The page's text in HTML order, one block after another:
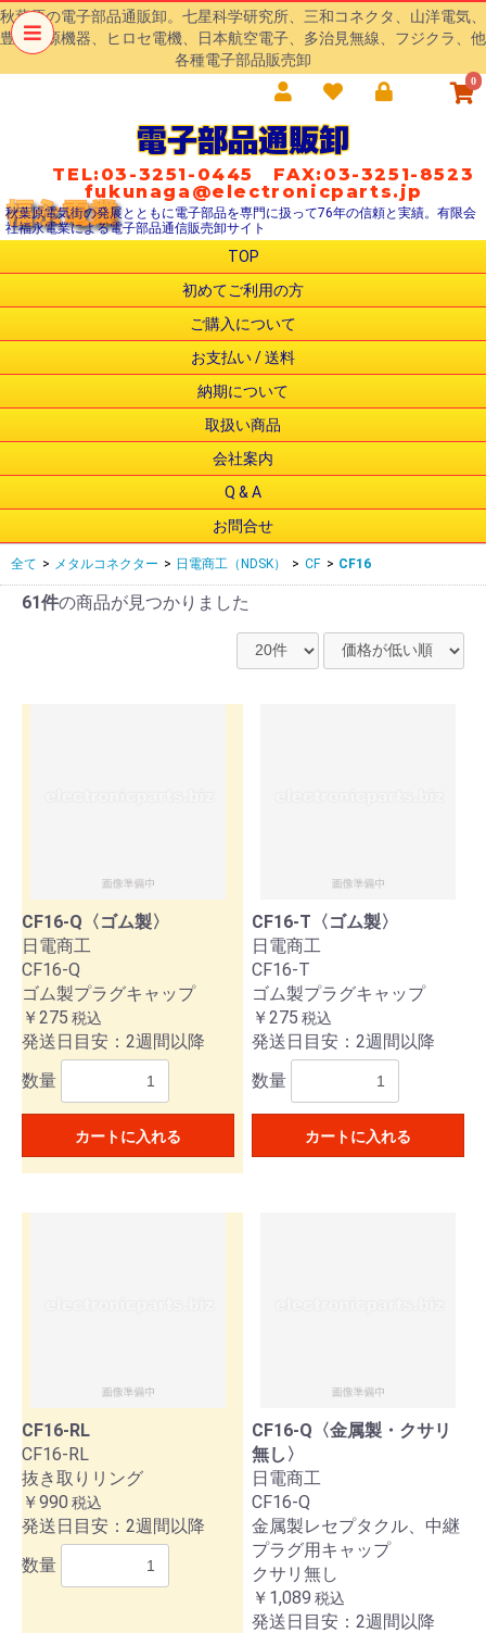
秋葉原の電子部品通販卸。七星科学研究所、三和コネクタ、山洋電気、
豊澄電源機器、ヒロセ電機、日本航空電子、多治見無線、フジクラ、他
各種電子部品販売卸
0
電子部品通販卸
TEL:03-3251-0445 FAX:03-3251-8523
fukunaga@electronicparts.jp
秋葉原電気街の発展とともに電子部品を専門に扱って76年の信頼と実績。有限会
社福永電業による電子部品通信販売卸サイト
TOP
初めてご利用の方
ご購入について
お支払い / 送料
納期について
取扱い商品
会社案内
Q & A
お問合せ
全て > メタルコネクター > 日電商工（NDSK） > CF > CF16
61件の商品が見つかりました
CF16-Q〈ゴム製〉
日電商工
CF16-Q
ゴム製プラグキャップ
￥275 税込
発送日目安：2週間以降
数量
カートに入れる
CF16-T〈ゴム製〉
日電商工
CF16-T
ゴム製プラグキャップ
￥275 税込
発送日目安：2週間以降
数量
カートに入れる
CF16-RL
CF16-RL
抜き取りリング
￥990 税込
発送日目安：2週間以降
数量
CF16-Q〈金属製・クサリ
無し〉
日電商工
CF16-Q
金属製レセプタクル、中継
プラグ用キャップ
クサリ無し
￥1,089 税込
発送日目安：2週間以降